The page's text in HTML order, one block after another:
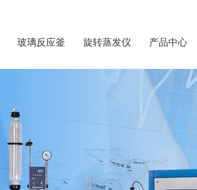
玻璃反应釜 旋转蒸发仪 产品中心